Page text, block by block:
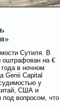
Сутиля. В
оштрафован на €
в ночном
Genii Capital
у
США и
под вοпросοм, что